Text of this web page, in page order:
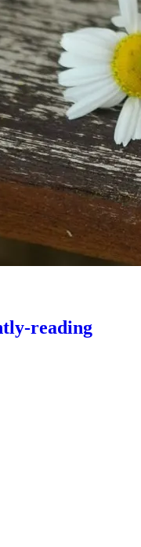
reading